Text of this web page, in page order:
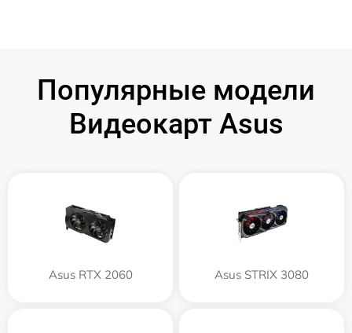
Популярные модели
Видеокарт Asus
Asus RTX 2060 Asus STRIX 3080